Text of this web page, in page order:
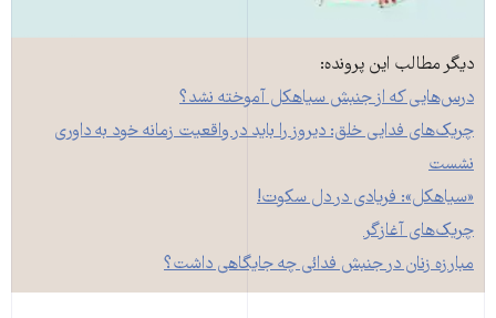
دیگر مطالب این پرونده:
درس‌هایی که از جنبش سیاهکل آموخته نشد؟
چریک‌های فدایی خلق: دیروز را باید در واقعیت زمانه خود به داوری
نشست
«سیاهکل»: فریادی در دل سکوت!
چریک‌های آغازگر
مبارزه زنان در جنبش فدائی چه جایگاهی داشت؟